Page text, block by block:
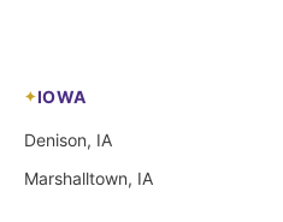
IOWA
Denison, IA
Marshalltown, IA